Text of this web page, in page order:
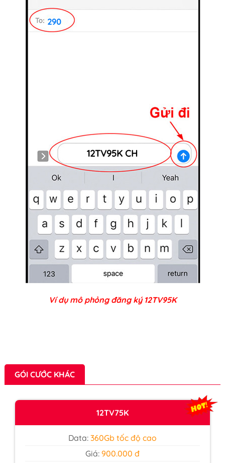
290
12TV95K CH
Ví dụ mô phỏng đăng ký 12TV95K
GÓI CƯỚC KHÁC
12TV75K
Data: 360Gb tốc độ cao
Giá: 900.000 đ